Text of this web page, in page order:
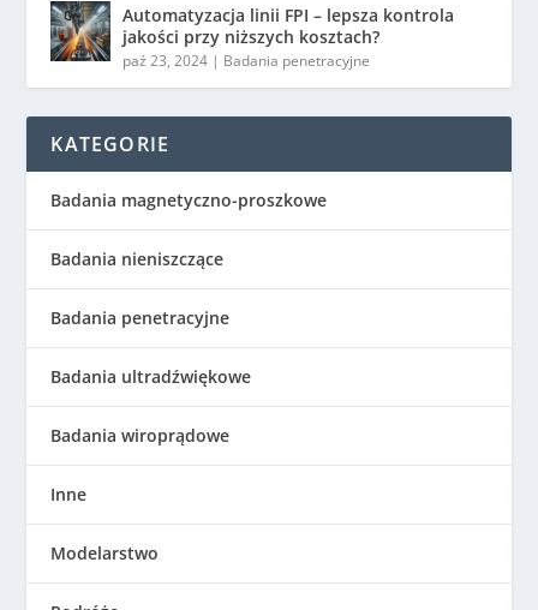
Automatyzacja linii FPI – lepsza kontrola
jakości przy niższych kosztach?
paź 23, 2024 | Badania penetracyjne
KATEGORIE
Badania magnetyczno-proszkowe
Badania nieniszczące
Badania penetracyjne
Badania ultradźwiękowe
Badania wiroprądowe
Inne
Modelarstwo